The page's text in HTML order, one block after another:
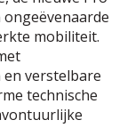
mobiliteit.
verstelbare
technische